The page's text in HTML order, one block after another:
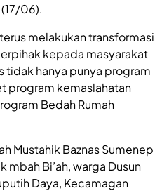
06).
melakukan transformasi
kepada masyarakat
tidak hanya punya program
program kemaslahatan
Bedah Rumah
Mustahik Baznas Sumenep
Bi’ah, warga Dusun
Daya, Kecamagan